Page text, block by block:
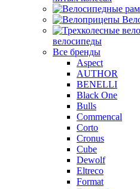
велосипеды
Все бренды
Aspect
AUTHOR
BENELLI
Black One
Bulls
Commencal
Corto
Cronus
Cube
Dewolf
Eltreco
Format